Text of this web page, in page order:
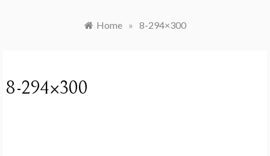
Home » 8-294×300
8-294×300